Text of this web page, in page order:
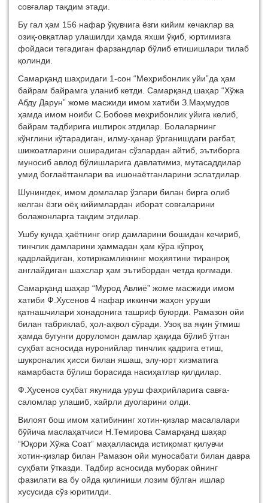
совғалар тақдим этади.
Бу гал ҳам 156 нафар ўқувчига ёзги кийим кечаклар ва
озиқ-овқатлар улашилди ҳамда яхши ўқиб, юртимизга
фойдаси тегадиган фарзандлар бўлиб етишишлари тилаб
қолинди.
Самарқанд шаҳридаги 1-сон “Меҳрибонлик уйи”да ҳам
байрам байрамга уланиб кетди. Самарқанд шаҳар “Хўжа
Абду Дарун” жоме масжиди имом хатиби З.Маҳмудов
ҳамда имом ноиби С.Бобоев меҳрибонлик уйига келиб,
байрам тадбирига иштирок этдилар. Болаларнинг
кўнглини кўтарадиган, илму-ҳанар ўрганишдаги рағбат,
шижоатларини оширадиган сўзлардан айтиб, эътиборга
муносиб авлод бўлишларига давлатимиз, мутасаддилар
умид боғлаётганлари ва ишонаётганларини эслатдилар.
Шунингдек, имом домлалар ўзлари билан бирга олиб
келган ёзги оёқ кийимлардан иборат совғаларини
болажонларга тақдим этдилар.
Ушбу кунда ҳаётнинг оғир дамларини бошидан кечириб,
тинчлик дамларини ҳаммадан ҳам кўра кўпроқ
қадрлайдиган, хотиржамликнинг моҳиятини тиранроқ
англайдиган шахслар ҳам эътибордан четда қолмади.
Самарқанд шаҳар “Мурод Авлиё” жоме масжиди имом
хатиби Ф.Хусенов 4 нафар иккинчи жаҳон уруши
қатнашчилари хонадонига ташриф буюрди. Рамазон ойи
билан табриклаб, ҳол-аҳвол сўради. Узоқ ва яқин ўтмиш
ҳамда бугунги доруломон дамлар ҳақида бўлиб ўтган
суҳбат асносида нуронийлар тинчлик қадрига етиш,
шукроналик ҳисси билан яшаш, элу-юрт хизматига
камарбаста бўлиш борасида насиҳатлар қилдилар.
Ф.Ҳусенов суҳбат якунида уруш фахрийларига савға-
саломлар улашиб, хайрли дуоларини олди.
Вилоят бош имом хатибининг хотин-қизлар масалалари
бўйича маслаҳатчиси Н.Темирова Самарқанд шаҳар
“Юқори Хўжа Соат” маҳалласида истиқомат қилувчи
хотин-қизлар билан Рамазон ойи муносабати билан давра
суҳбати ўтказди. Тадбир асносида муборак ойнинг
фазилати ва бу ойда қилиниши лозим бўлган ишлар
хусусида сўз юритилди.